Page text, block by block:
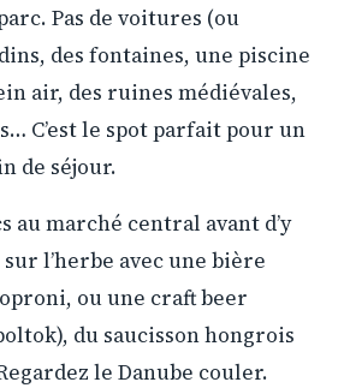
Pas de voitures (ou
des fontaines, une piscine
air, des ruines médiévales,
C’est le spot parfait pour un
de séjour.
au marché central avant d’y
l’herbe avec une bière
ou une craft beer
du saucisson hongrois
le Danube couler.